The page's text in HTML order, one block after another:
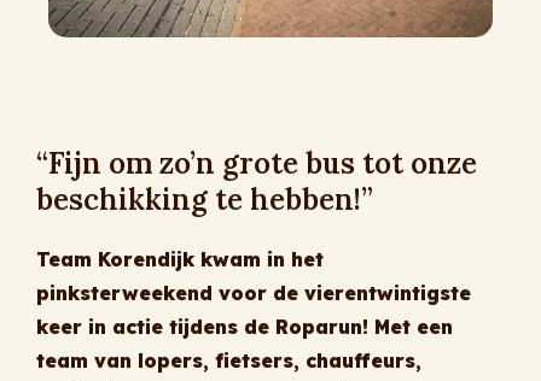
“Fijn om zo’n grote bus tot onze
beschikking te hebben!”
Team Korendijk kwam in het
pinksterweekend voor de vierentwintigste
keer in actie tijdens de Roparun! Met een
team van lopers, fietsers, chauffeurs,